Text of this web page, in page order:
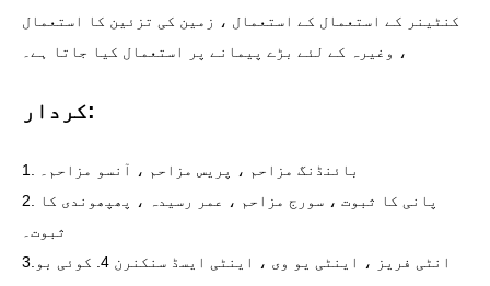
کنٹینر کے استعمال کے استعمال ، زمین کی تزئین کا استعمال
، وغیرہ کے لئے بڑے پیمانے پر استعمال کیا جاتا ہے۔
کردار:
1. بائنڈنگ مزاحم ، پریس مزاحم ، آنسو مزاحم۔
2. پانی کا ثبوت ، سورج مزاحم ، عمر رسیدہ ، پھپھوندی کا
ثبوت۔
3.انٹی فریز ، اینٹی یو وی ، اینٹی ایسڈ سنکنرن 4. کوئی بو